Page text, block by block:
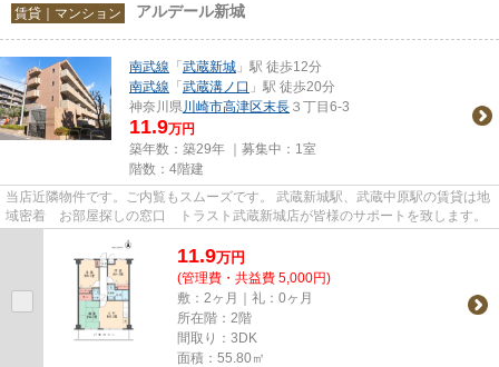
賃貸｜マンション アルデール新城
南武線 「武蔵新城 」駅 徒歩12分
南武線 「武蔵溝ノ口 」駅 徒歩20分
神奈川県川崎市高津区末長 ３丁目6-3
11.9万円
築年数：築29年 ｜募集中： 1室
階数：4階建
当店近隣物件です。ご内覧もスムーズです。 武蔵新城駅、武蔵中原駅の賃貸は地
域密着 お部屋探しの窓口 トラスト武蔵新城店が皆様のサポートを致します。
11.9万円
(管理費・共益費 5,000円)
敷：2ヶ月｜礼：0ヶ月
所在階：2階
間取り：3DK
面積：55.80㎡